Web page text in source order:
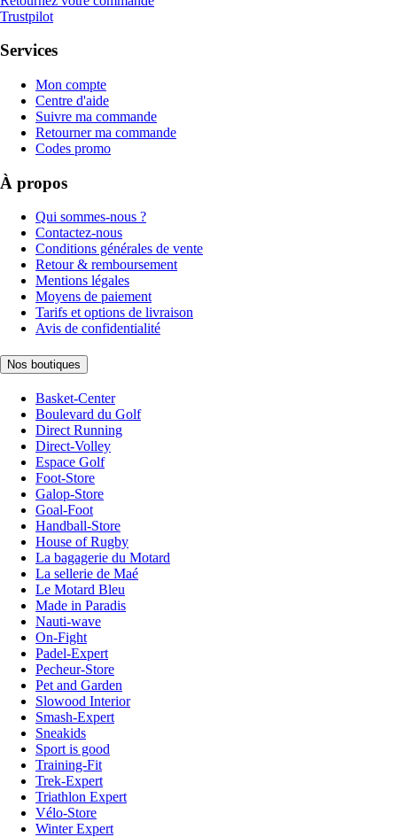
Trustpilot
Services
Mon compte
Centre d'aide
Suivre ma commande
Retourner ma commande
Codes promo
À propos
Qui sommes-nous ?
Contactez-nous
Conditions générales de vente
Retour & remboursement
Mentions légales
Moyens de paiement
Tarifs et options de livraison
Avis de confidentialité
Nos boutiques
Basket-Center
Boulevard du Golf
Direct Running
Direct-Volley
Espace Golf
Foot-Store
Galop-Store
Goal-Foot
Handball-Store
House of Rugby
La bagagerie du Motard
La sellerie de Maé
Le Motard Bleu
Made in Paradis
Nauti-wave
On-Fight
Padel-Expert
Pecheur-Store
Pet and Garden
Slowood Interior
Smash-Expert
Sneakids
Sport is good
Training-Fit
Trek-Expert
Triathlon Expert
Vélo-Store
Winter Expert